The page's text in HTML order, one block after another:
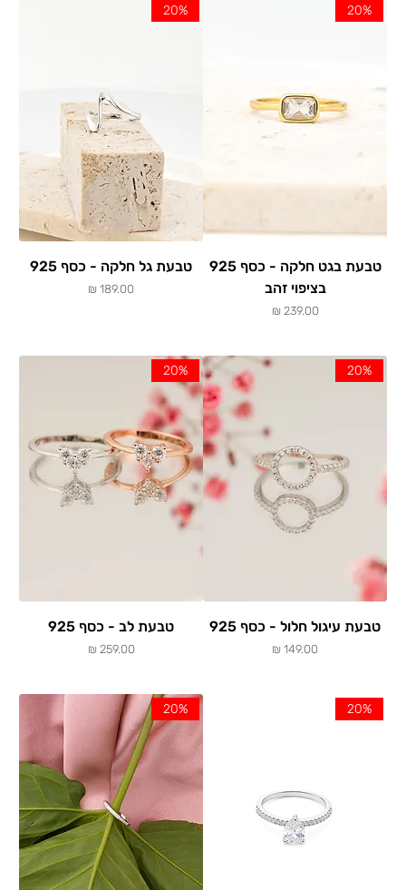
20%
טבעת בגט חלקה - כסף 925
בציפוי זהב
מחיר
20%
טבעת גל חלקה - כסף 925
מחיר
20%
טבעת עיגול חלול - כסף 925
מחיר
20%
טבעת לב - כסף 925
מחיר
20%
20%